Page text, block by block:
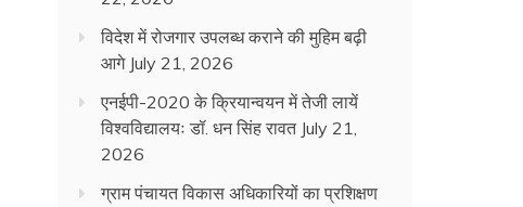
विदेश में रोजगार उपलब्ध कराने की मुहिम बढ़ी
आगे July 21, 2026
एनईपी-2020 के क्रियान्वयन में तेजी लायें
विश्वविद्यालयः डॉ. धन सिंह रावत July 21,
2026
ग्राम पंचायत विकास अधिकारियों का प्रशिक्षण